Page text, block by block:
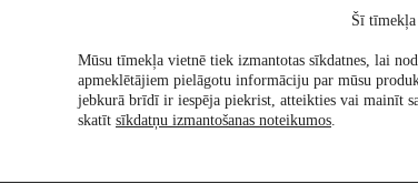
Pētījumi
Šī tīmekļa
Mūsu tīmekļa vietnē tiek izmantotas sīkdatnes, lai
apmeklētājiem pielāgotu informāciju par mūsu
jebkurā brīdī ir iespēja piekrist, atteikties vai mainīt
skatīt sīkdatņu izmantošanas noteikumos.